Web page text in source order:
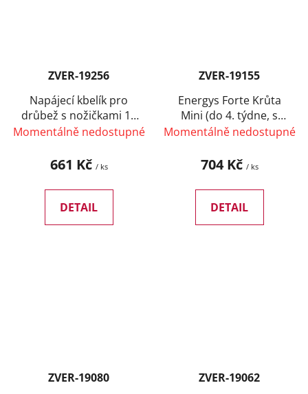
ZVER-19256
Napájecí kbelík pro
drůbež s nožičkami 15
l
Momentálně nedostupné
661 Kč / ks
DETAIL
ZVER-19155
Energys Forte Krůta
Mini (do 4. týdne, s
antikokcidiky) 25 kg
Momentálně nedostupné
704 Kč / ks
DETAIL
ZVER-19080
ZVER-19062